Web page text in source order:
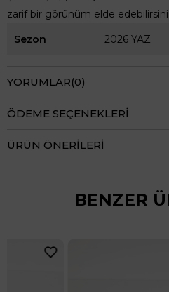
zarif bir görünüm elde
Sezon
2026 YAZ
YORUMLAR(0)
ÖDEME SEÇENEKLERI
ÜRÜN ÖNERILERI
BENZER